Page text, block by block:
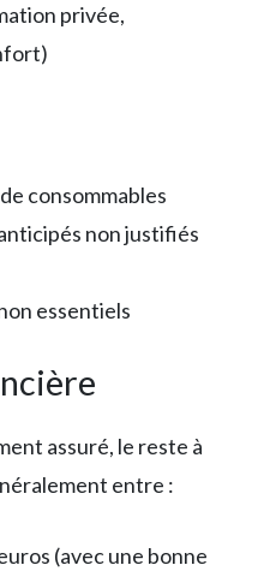
privée,
consommables
non justifiés
essentiels
assuré, le reste à
entre :
(avec une bonne